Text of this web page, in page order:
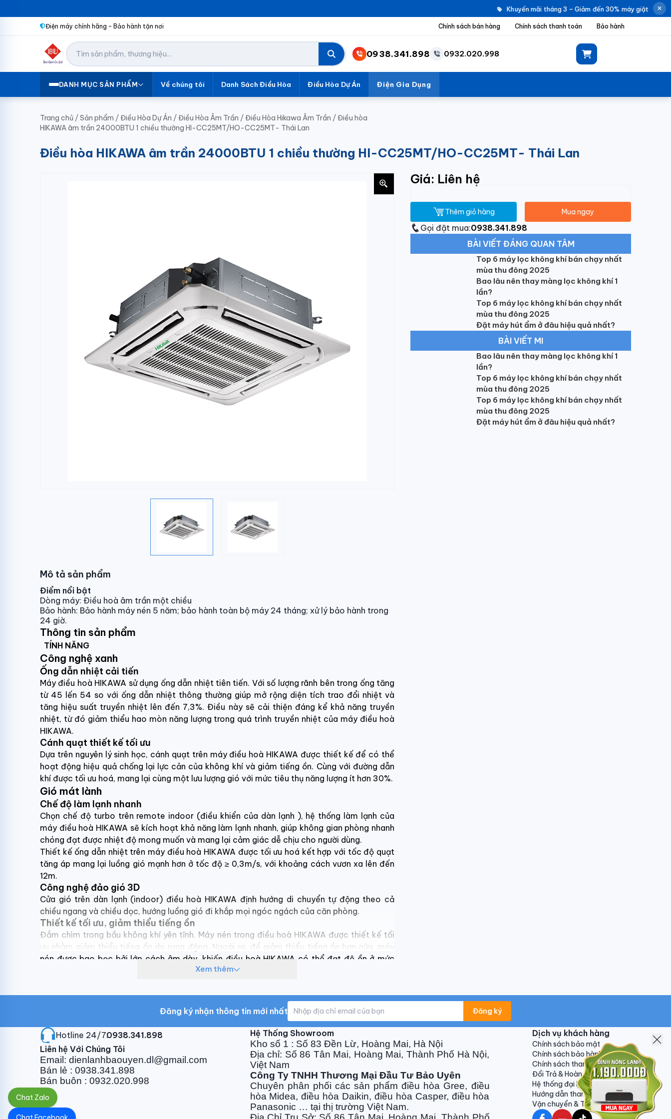
Khuyến mãi tháng 3 – Giảm đến 30% máy giặt
Điện máy chính hãng – Bảo hành tận nơi Chính sách bán hàng Chính sách thanh toán Bảo hành
0938.341.898 0932.020.998
DANH MỤC SẢN PHẨM Về chúng tôi Danh Sách Điều Hòa Điều Hòa Dự Án Điện Gia Dụng
Trang chủ /Sản phẩm /Điều Hòa Dự Án /Điều Hòa Âm Trần /Điều Hòa Hikawa Âm Trần /Điều hòa
HIKAWA âm trần 24000BTU 1 chiều thường HI-CC25MT/HO-CC25MT- Thái Lan
Điều hòa HIKAWA âm trần 24000BTU 1 chiều thường HI-CC25MT/HO-CC25MT- Thái Lan
Mô tả sản phẩm
Điểm nổi bật
Dòng máy: Điều hoà âm trần một chiều
Bảo hành: Bảo hành máy nén 5 năm; bảo hành toàn bộ máy 24 tháng; xử lý bảo hành trong
24 giờ.
Thông tin sản phẩm
TÍNH NĂNG
Công nghệ xanh
Ống dẫn nhiệt cải tiến
Máy điều hoà HIKAWA sử dụng ống dẫn nhiệt tiên tiến. Với số lượng rãnh bên trong ống tăng
từ 45 lến 54 so với ống dẫn nhiệt thông thường giúp mở rộng diện tích trao đổi nhiệt và
tăng hiệu suất truyền nhiệt lên đến 7,3%. Điều này sẽ cải thiện đáng kể khả năng truyền
nhiệt, từ đó giảm thiểu hao mòn năng lượng trong quá trình truyền nhiệt của máy điều hoà
HIKAWA.
Cánh quạt thiết kế tối ưu
Dựa trên nguyên lý sinh học, cánh quạt trên máy điều hoà HIKAWA được thiết kế để có thể
hoạt động hiệu quả chống lại lực cản của không khí và giảm tiếng ồn. Cùng với đường dẫn
khí được tối ưu hoá, mang lại cùng một lưu lượng gió với mức tiêu thụ năng lượng ít hơn 30%.
Gió mát lành
Chế độ làm lạnh nhanh
Chọn chế độ turbo trên remote indoor (điều khiển của dàn lạnh ), hệ thống làm lạnh của
máy điều hoà HIKAWA sẽ kích hoạt khả năng làm lạnh nhanh, giúp không gian phòng nhanh
chóng đạt được nhiệt độ mong muốn và mang lại cảm giác dễ chịu cho người dùng.
Thiết kế ống dẫn nhiệt trên máy điều hoà HIKAWA được tối ưu hoá kết hợp với tốc độ quạt
tăng áp mang lại luồng gió mạnh hơn ở tốc độ ≥ 0,3m/s, với khoảng cách vươn xa lên đến
12m.
Công nghệ đảo gió 3D
Cửa gió trên dàn lạnh (indoor) điều hoà HIKAWA định hướng di chuyển tự động theo cả
chiều ngang và chiều dọc, hướng luồng gió đi khắp mọi ngóc ngách của căn phòng.
Thiết kế tối ưu, giảm thiểu tiếng ồn
Đắm chìm trong bầu không khí yên tĩnh. Máy nén trong điều hoà HIKAWA được thiết kế tối
ưu nhằm giảm thiểu tiếng ồn do rung động. Ngoài ra, để giảm thiểu tiếng ồn hơn nữa, máy
nén được bao bọc bởi lớp cách âm dày, khiến điều hoà HIKAWA có thể đạt độ ồn ở mức
và giảm ma sát không khí trên dàn lạnh (indoor), giúp giảm thiểu hầu hết tiếng ồn luồng gió
Hệ thống lọc kép trên dàn lạnh (indoor) của máy điều hoà HIKAWA giúp loại bỏ triệt để các
chất độc hại, mang đến không khí trong lành, sạch sẽ cho căn phòng. Bộ lọc đầu tiên có thể
ngăn chặn hiệu quả các hạt bụi nhỏ trong không khí. Bộ lọc than hoạt tính thứ hai có khả
năng ngăn chặn các chất nguy hiểm trong không khí và mùi khó chịu.
Bảo hành chu đáo
Bảo hành 05 năm đối với máy nén trên dàn nóng (outdoor).
Bảo hành 24 tháng toàn bộ máy đối với dàn nóng (outdoor) và dàn lạnh (indoor).
Xử lý bảo hành trong 24 giờ kể từ khi có phát sinh sự vụ bảo hành.
Xem thêm
Giá: Liên hệ
Thêm giỏ hàng Mua ngay
Gọi đặt mua:0938.341.898
BÀI VIẾT ĐÁNG QUAN TÂM
Top 6 máy lọc không khí bán chạy nhất
mùa thu đông 2025
Bao lâu nên thay màng lọc không khí 1
lần?
Top 6 máy lọc không khí bán chạy nhất
mùa thu đông 2025
Đặt máy hút ẩm ở đâu hiệu quả nhất?
BÀI VIẾT MI
Bao lâu nên thay màng lọc không khí 1
lần?
Top 6 máy lọc không khí bán chạy nhất
mùa thu đông 2025
Top 6 máy lọc không khí bán chạy nhất
mùa thu đông 2025
Đặt máy hút ẩm ở đâu hiệu quả nhất?
Đăng ký nhận thông tin mới nhất Đăng ký
Hotline 24/7:0938.341.898
Liên hệ Với Chúng Tôi
Email: dienlanhbaouyen.dl@gmail.com
Bán lẻ : 0938.341.898
Bán buôn : 0932.020.998
Hệ Thống Showroom
Kho số 1 : Số 83 Đền Lừ, Hoàng Mai, Hà Nội
Địa chỉ: Số 86 Tân Mai, Hoàng Mai, Thành Phố Hà Nội,
Việt Nam
Công Ty TNHH Thương Mại Đầu Tư Bảo Uyên
Chuyên phân phối các sản phẩm điều hòa Gree, điều
hòa Midea, điều hòa Daikin, điều hòa Casper, điều hòa
Panasonic … tại thị trường Việt Nam.
Dịch vụ khách hàng
Chính sách bảo mật
Chính sách bảo hành
Chính sách thanh toán
Đổi Trả & Hoàn Tiền
Hệ thống đại lý
Hướng dẫn thanh toán VNPAY
Vận chuyển & Trả hàng
Chat Zalo